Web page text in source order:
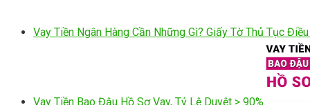
Vay Tiền Ngân Hàng Cần Những Gì? Giấy Tờ Thủ Tục
Vay Tiền Bao Đậu Hồ Sơ Vay, Tỷ Lệ Duyệt > 90%